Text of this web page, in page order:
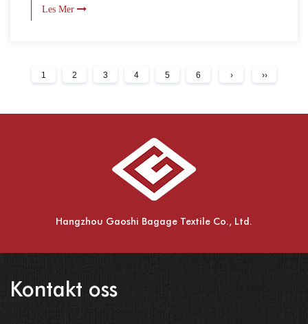
Les Mer
1 2 3 4 5 6 › ››
Hangzhou Gaoshi Bagage Textile Co., Ltd.
Kontakt oss